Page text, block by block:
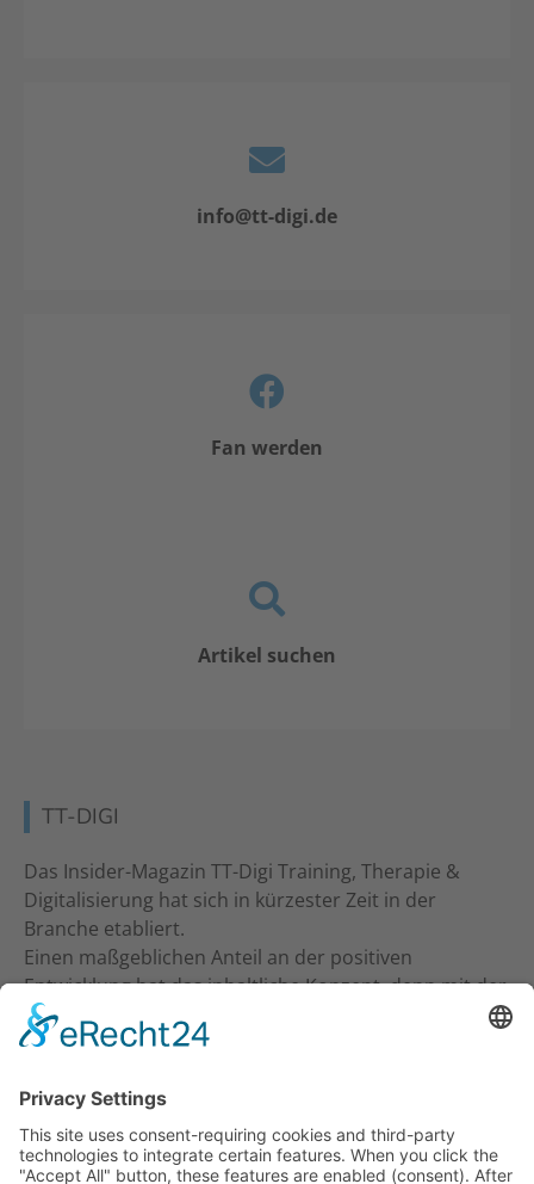
info@tt-digi.de
Fan werden
Artikel suchen
TT-DIGI
Das Insider-Magazin TT-Digi Training, Therapie &
Digitalisierung hat sich in kürzester Zeit in der
Branche etabliert.
Einen maßgeblichen Anteil an der positiven
Entwicklung hat das inhaltliche Konzept, denn mit der
inhaltlichen Ansprache an Studio-Inhaber, Trainer &
Therapeuten wurde ein neuer Standard gesetzt. Ein
KONTAKT